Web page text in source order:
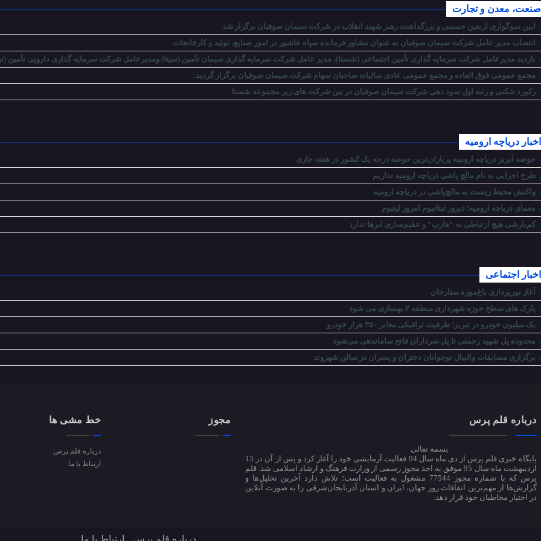
صنعت، معدن و تجارت
آیین سوگواری اربعین حسینی و بزرگداشت رهبر شهید انقلاب در شرکت سیمان صوفیان برگزار شد
انتصاب مدیر عامل شرکت سیمان صوفیان به عنوان مشاور فرمانده سپاه عاشور در امور صنایع، تولید و کارخانجات
بازدید مدیرعامل شرکت سرمایه گذاری تأمین اجتماعی (شستا)، مدیر عامل شرکت سرمایه گذاری سیمان تأمین (سیتا) ومدیرعامل شرکت سرمایه گذاری دارویی تأمین
مجمع عمومی فوق العاده و مجمع عمومی عادی سالیانه صاحبان سهام شرکت سیمان صوفیان برگزار گردید.
رکورد شکنی و رتبه اول سود دهی شرکت سیمان صوفیان در بین شرکت های زیر مجموعه شستا
اخبار دریاچه ارومیه
حوضه آبریز دریاچه ارومیه پرباران‌ترین حوضه‌ درجه یک کشور در هفته جاری
طرح اجرایی به نام مالچ پاشی دریاچه ارومیه نداریم
واکنش محیط زیست به مالچ‌پاشی در دریاچه ارومیه
معمای دریاچه ارومیه؛ دیروز تیتانیوم امروز لیتیوم
کم‌بارشی هیچ ارتباطی به “هارپ” و عقیم‌سازی ابرها ندارد
اخبار اجتماعی
آغاز نورپردازی باغ‌موزه ستارخان
پارک های سطح حوزه شهرداری منطقه ۲ بهسازی می شود
یک میلیون خودرو در تبریز؛ ظرفیت ترافیکی معابر ۳۵۰ هزار خودرو
محدوده پل شهید رحمتی تا پل سرداران فاتح ساماندهی می‌شود
برگزاری مسابقات والیبال نوجوانان دختران و پسران در سالن شهروند
درباره قلم پرس
بسمه تعالی
پایگاه خبری قلم پرس از دی ماه سال 94 فعالیت آزمایشی خود را آغاز کرد و پس از آن در 13
اردیبهشت ماه سال 95 موفق به اخذ مجوز رسمی از وزارت فرهنگ و ارشاد اسلامی شد. قلم
پرس که با شماره مجوز 77544 مشغول به فعالیت است؛ تلاش دارد آخرین تحلیل‌ها و
گزارش‌ها از مهم‌ترین اتفاقات روز جهان، ایران و استان آذربایجان‌شرقی را به صورت آنلاین
در اختیار مخاطبان خود قرار دهد.
مجوز خط مشی ها
درباره قلم پرس
ارتباط با ما
درباره قلم پرس ارتباط با ما